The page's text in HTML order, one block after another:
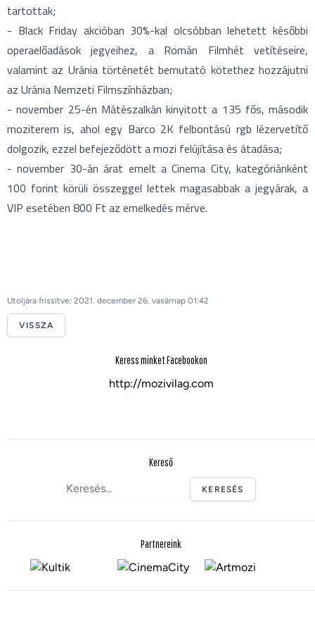
tartottak;
- Black Friday akcióban 30%-kal olcsóbban lehetett későbbi
operaelőadások jegyeihez, a Román Filmhét vetítéseire,
valamint az Uránia történetét bemutató kötethez hozzájutni
az Uránia Nemzeti Filmszínházban;
- november 25-én Mátészalkán kinyitott a 135 fős, második
moziterem is, ahol egy Barco 2K felbontású rgb lézervetítő
dolgozik, ezzel befejeződött a mozi felújítása és átadása;
- november 30-án árat emelt a Cinema City, kategóriánként
100 forint körüli összeggel lettek magasabbak a jegyárak, a
VIP esetében 800 Ft az emelkedés mérve.
Utoljára frissítve: 2021. december 26. vasárnap 01:42
VISSZA
Keress minket Facebookon
http://mozivilag.com
Kereső
KERESÉS
Partnereink